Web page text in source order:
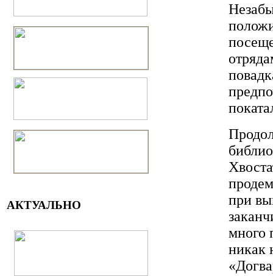
АКТУАЛЬНО
при
много
никак